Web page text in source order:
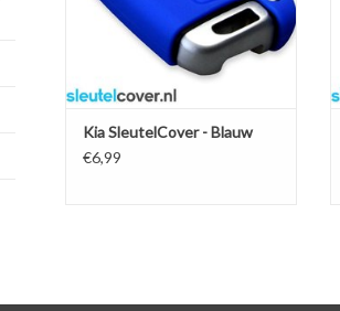
Kia SleutelCover - Blauw
€6,99